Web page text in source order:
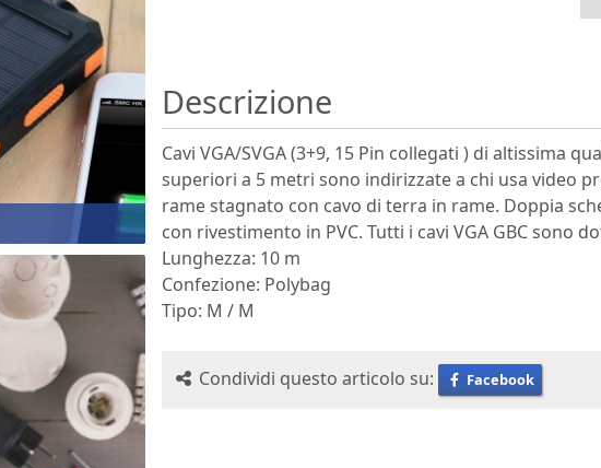
Descrizione
Cavi VGA/SVGA (3+9, 15 Pin collegati ) di altissima
superiori a 5 metri sono indirizzate a chi usa video
rame stagnato con cavo di terra in rame. Doppia
con rivestimento in PVC. Tutti i cavi VGA GBC sono
Lunghezza: 10 m
Confezione: Polybag
Tipo: M / M
Condividi questo articolo su: Facebook